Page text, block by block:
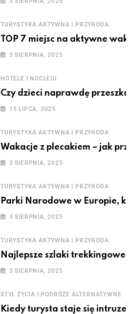
TURYSTYKA AKTYWNA I PRZYRODA
TOP 7 miejsc na aktywne
3 SIERPNIA, 2025
HOTELE I NOCLEGI
Czy dzieci naprawdę
15 LIPCA, 2025
TURYSTYKA AKTYWNA I PRZYRODA
Wakacje z plecakiem – jak
3 SIERPNIA, 2025
TURYSTYKA AKTYWNA I PRZYRODA
Parki Narodowe w Europie,
3 SIERPNIA, 2025
TURYSTYKA AKTYWNA I PRZYRODA
Najlepsze szlaki trekkingowe
3 SIERPNIA, 2025
STYL ŻYCIA I PODRÓŻE ALTERNATYWNE
Kiedy turysta staje się